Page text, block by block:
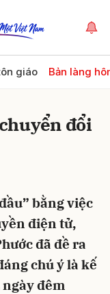
giáo Bản làng
đổi
bằng việc
điện tử,
đã đề ra
chú ý là kế
ngày đêm
Hủy Gửi